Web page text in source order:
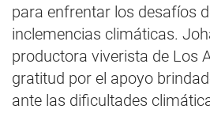
para enfrentar los desafíos
inclemencias climáticas.
productora viverista de Los
gratitud por el apoyo
ante las dificultades